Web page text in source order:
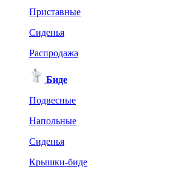
Приставные
Сиденья
Распродажа
Биде
Подвесные
Напольные
Сиденья
Крышки-биде